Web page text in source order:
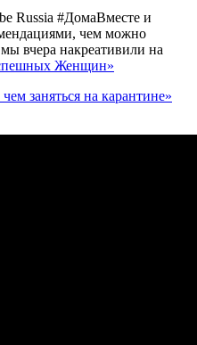
Russia #ДомаВместе и
чем можно
вчера накреативили на
Женщин»
заняться на карантине»